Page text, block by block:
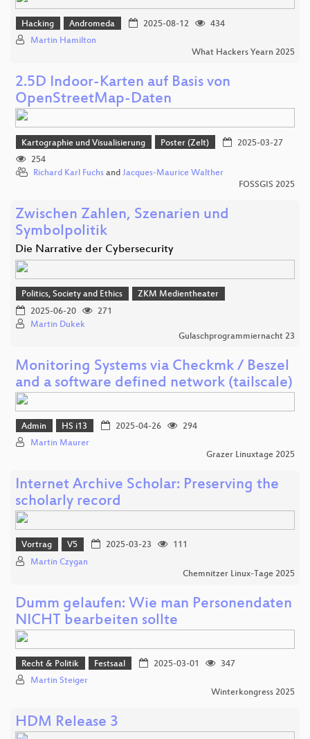
Hacking Andromeda 2025-08-12
434
Martin Hamilton
What Hackers Yearn 2025
2.5D Indoor-Karten auf Basis von
OpenStreetMap-Daten
Kartographie und Visualisierung Poster (Zelt)
2025-03-27
254
Richard Karl Fuchs and Jacques-Maurice Walther
FOSSGIS 2025
Zwischen Zahlen, Szenarien und
Symbolpolitik
Die Narrative der Cybersecurity
Politics, Society and Ethics
ZKM Medientheater
2025-06-20
271
Martin Dukek
Gulaschprogrammiernacht 23
Monitoring Systems via Checkmk / Beszel
and a software defined network (tailscale)
Admin HS i13 2025-04-26
294
Martin Maurer
Grazer Linuxtage 2025
Internet Archive Scholar: Preserving the
scholarly record
Vortrag V5 2025-03-23
111
Martin Czygan
Chemnitzer Linux-Tage 2025
Dumm gelaufen: Wie man Personendaten
NICHT bearbeiten sollte
Recht & Politik Festsaal 2025-03-01
347
Martin Steiger
Winterkongress 2025
HDM Release 3